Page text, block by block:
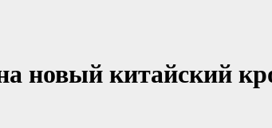
новый китайский